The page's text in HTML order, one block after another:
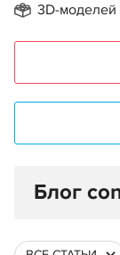
3D-моделей
Блог